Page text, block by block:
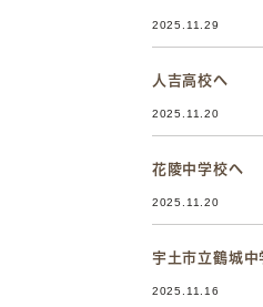
2025.11.29
人吉高校へ
2025.11.20
花陵中学校へ
2025.11.20
宇土市立鶴城中
2025.11.16